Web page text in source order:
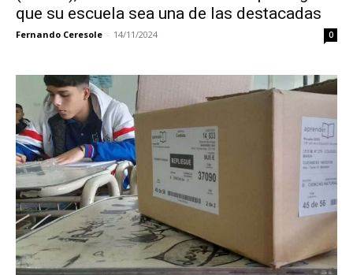
que su escuela sea una de las destacadas
Fernando Ceresole - 14/11/2024 0